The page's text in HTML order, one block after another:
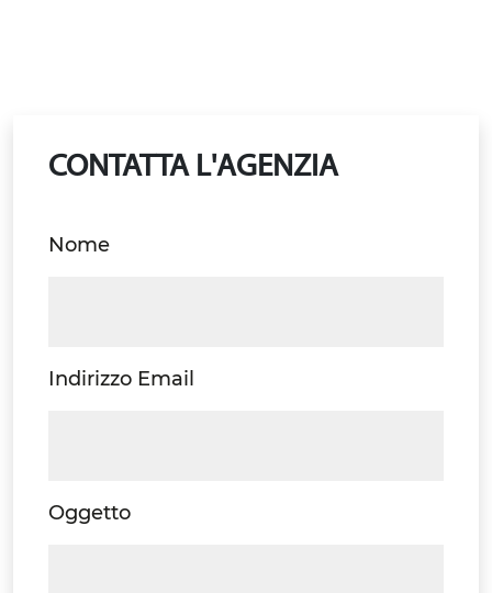
CONTATTA L'AGENZIA
Nome
Indirizzo Email
Oggetto